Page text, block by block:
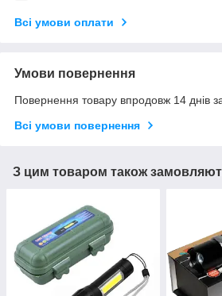
Всі умови оплати
Умови повернення
Повернення товару впродовж 14 днів
Всі умови повернення
З цим товаром також